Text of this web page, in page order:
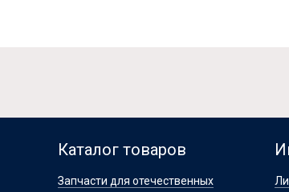
Каталог товаров
Запчасти для отечественных